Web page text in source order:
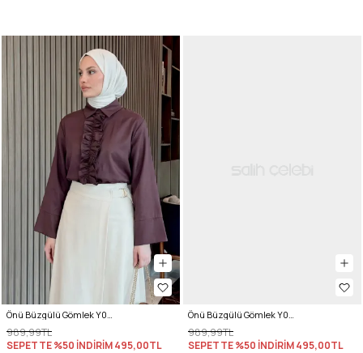
989,99TL
SEPETTE %50 İNDİRİM495,00TL
989,99TL
SEPETTE %50 İNDİRİM495,00TL